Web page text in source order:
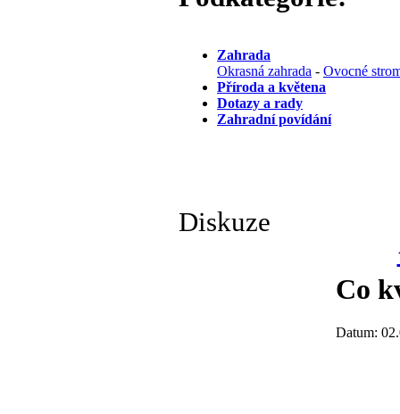
Zahrada
Okrasná zahrada - Ovocné
Příroda a květena
Dotazy a rady
Zahradní povídání
Diskuze
Co
Datum: